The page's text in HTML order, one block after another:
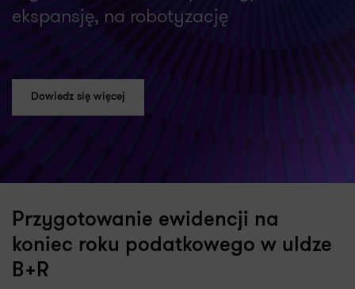
ekspansję, na robotyzację
Dowiedz się więcej
Przygotowanie ewidencji na
koniec roku podatkowego w uldze
B+R